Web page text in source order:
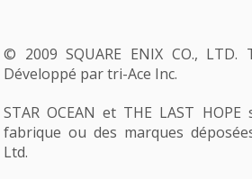
© 2009 SQUARE ENIX CO., LTD.
Développé par tri-Ace Inc.
STAR OCEAN et THE LAST
fabrique ou des marques
Ltd.